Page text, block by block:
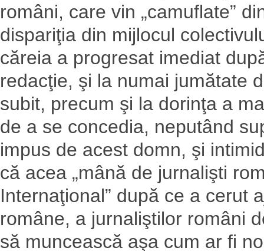
români, care vin „camuflate”
dispariţia din mijlocul
căreia a progresat imediat
redacţie, şi la numai jumătate
subit, precum şi la dorinţa a
de a se concedia, neputând
impus de acest domn, şi
că acea „mână de jurnalişti
Internaţional” după ce a cerut
române, a jurnaliştilor români
să muncească aşa cum ar fi